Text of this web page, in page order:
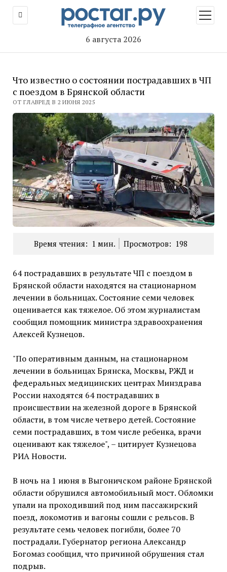
6 августа 2026
меню
Что известно о состоянии пострадавших в ЧП
с поездом в Брянской области
ОТ ГЛАВРЕД В 2 ИЮНЯ 2025
Время чтения: 1 мин. Просмотров: 198
64 пострадавших в результате ЧП с поездом в
Брянской области находятся на стационарном
лечении в больницах. Состояние семи человек
оценивается как тяжелое. Об этом журналистам
сообщил помощник министра здравоохранения
Алексей Кузнецов.
"По оперативным данным, на стационарном
лечении в больницах Брянска, Москвы, РЖД и
федеральных медицинских центрах Минздрава
России находятся 64 пострадавших в
происшествии на железной дороге в Брянской
области, в том числе четверо детей. Состояние
семи пострадавших, в том числе ребенка, врачи
оценивают как тяжелое", – цитирует Кузнецова
РИА Новости.
В ночь на 1 июня в Выгоничском районе Брянской
области обрушился автомобильный мост. Обломки
упали на проходивший под ним пассажирский
поезд, локомотив и вагоны сошли с рельсов. В
результате семь человек погибли, более 70
пострадали. Губернатор региона Александр
Богомаз сообщил, что причиной обрушения стал
подрыв.